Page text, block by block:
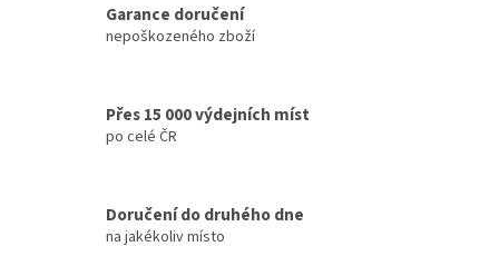
Garance doručení
nepoškozeného zboží
Přes 15 000 výdejních míst
po celé ČR
Doručení do druhého dne
na jakékoliv místo